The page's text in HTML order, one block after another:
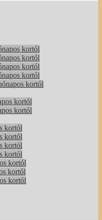
kortól
kortól
kortól
kortól
kortól
kortól
kortól
kortól
kortól
kortól
kortól
kortól
kortól
kortól